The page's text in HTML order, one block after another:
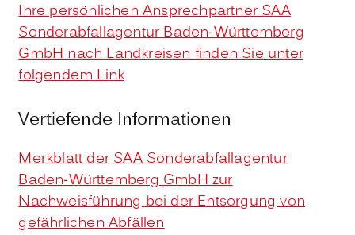
Ihre persönlichen Ansprechpartner SAA
Sonderabfallagentur Baden-Württemberg
GmbH nach Landkreisen finden Sie unter
folgendem Link
Vertiefende Informationen
Merkblatt der SAA Sonderabfallagentur
Baden-Württemberg GmbH zur
Nachweisführung bei der Entsorgung von
gefährlichen Abfällen